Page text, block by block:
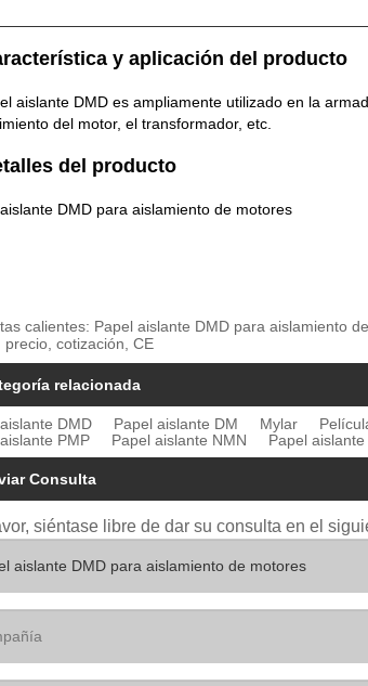
y aplicación del producto
aislante DMD es ampliamente utilizado en la
del motor, el transformador, etc.
del producto
DMD para aislamiento de motores
calientes: Papel aislante DMD para aislamiento
precio, cotización, CE
relacionada
DMD Papel aislante DM Mylar
PMP
Papel aislante NMN Papel aislante
Consulta
siéntase libre de dar su consulta en el